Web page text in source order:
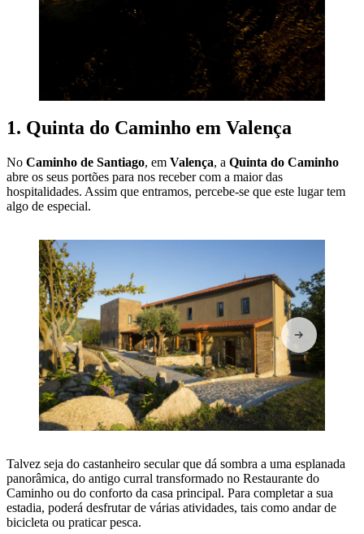
1. Quinta do Caminho em Valença
No Caminho de Santiago, em Valença, a Quinta do Caminho
abre os seus portões para nos receber com a maior das
hospitalidades. Assim que entramos, percebe-se que este lugar tem
algo de especial.
Talvez seja do castanheiro secular que dá sombra a uma esplanada
panorâmica, do antigo curral transformado no Restaurante do
Caminho ou do conforto da casa principal. Para completar a sua
estadia, poderá desfrutar de várias atividades, tais como andar de
bicicleta ou praticar pesca.